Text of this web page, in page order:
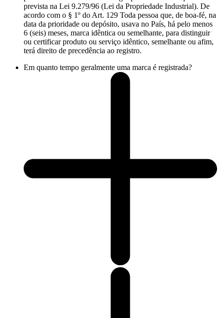
prevista na Lei 9.279/96 (Lei da Propriedade Industrial). De
acordo com o § 1º do Art. 129 Toda pessoa que, de boa-fé, na
data da prioridade ou depósito, usava no País, há pelo menos
6 (seis) meses, marca idêntica ou semelhante, para distinguir
ou certificar produto ou serviço idêntico, semelhante ou afim,
terá direito de precedência ao registro.
Em quanto tempo geralmente uma marca é registrada?